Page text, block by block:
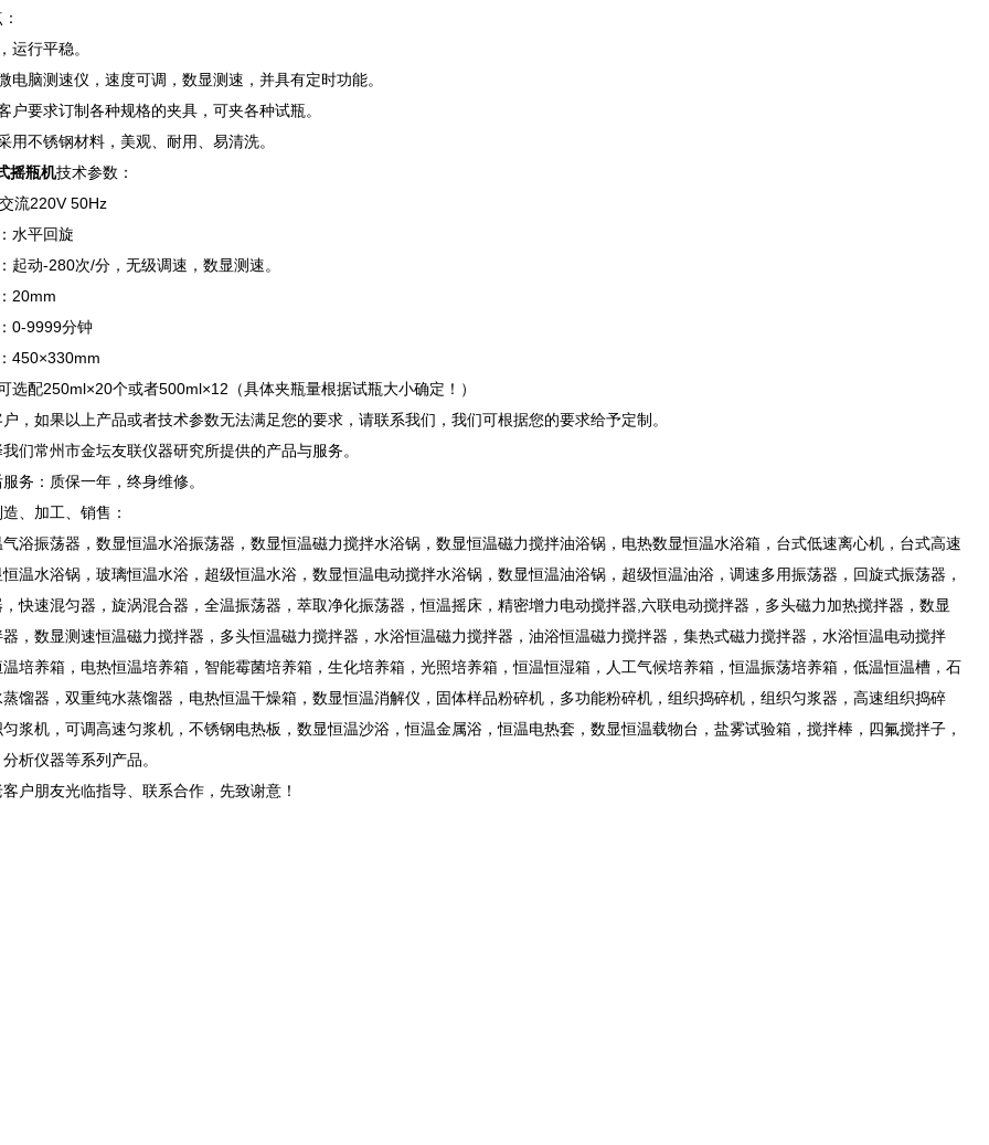
运行平稳。
电脑测速仪，速度可调，数显测速，并具有定时功能。
户要求订制各种规格的夹具，可夹各种试瓶。
用不锈钢材料，美观、耐用、易清洗。
摇瓶机技术参数：
流220V 50Hz
水平回旋
起动-280次/分，无级调速，数显测速。
20mm
0-9999分钟
450×330mm
选配250ml×20个或者500ml×12（具体夹瓶量根据试瓶大小确定！）
，如果以上产品或者技术参数无法满足您的要求，请联系我们，我们可根据您的要求给予定制。
们常州市金坛友联仪器研究所提供的产品与服务。
务：质保一年，终身维修。
、加工、销售：
浴振荡器，数显恒温水浴振荡器，数显恒温磁力搅拌水浴锅，数显恒温磁力搅拌油浴锅，电热数显恒温水浴箱，台式低速离心机，台式高速
温水浴锅，玻璃恒温水浴，超级恒温水浴，数显恒温电动搅拌水浴锅，数显恒温油浴锅，超级恒温油浴，调速多用振荡器，回旋式振荡器，
快速混匀器，旋涡混合器，全温振荡器，萃取净化振荡器，恒温摇床，精密增力电动搅拌器,六联电动搅拌器，多头磁力加热搅拌器，数显
，数显测速恒温磁力搅拌器，多头恒温磁力搅拌器，水浴恒温磁力搅拌器，油浴恒温磁力搅拌器，集热式磁力搅拌器，水浴恒温电动搅拌
培养箱，电热恒温培养箱，智能霉菌培养箱，生化培养箱，光照培养箱，恒温恒湿箱，人工气候培养箱，恒温振荡培养箱，低温恒温槽，石
馏器，双重纯水蒸馏器，电热恒温干燥箱，数显恒温消解仪，固体样品粉碎机，多功能粉碎机，组织捣碎机，组织匀浆器，高速组织捣碎
浆机，可调高速匀浆机，不锈钢电热板，数显恒温沙浴，恒温金属浴，恒温电热套，数显恒温载物台，盐雾试验箱，搅拌棒，四氟搅拌子，
析仪器等系列产品。
户朋友光临指导、联系合作，先致谢意！